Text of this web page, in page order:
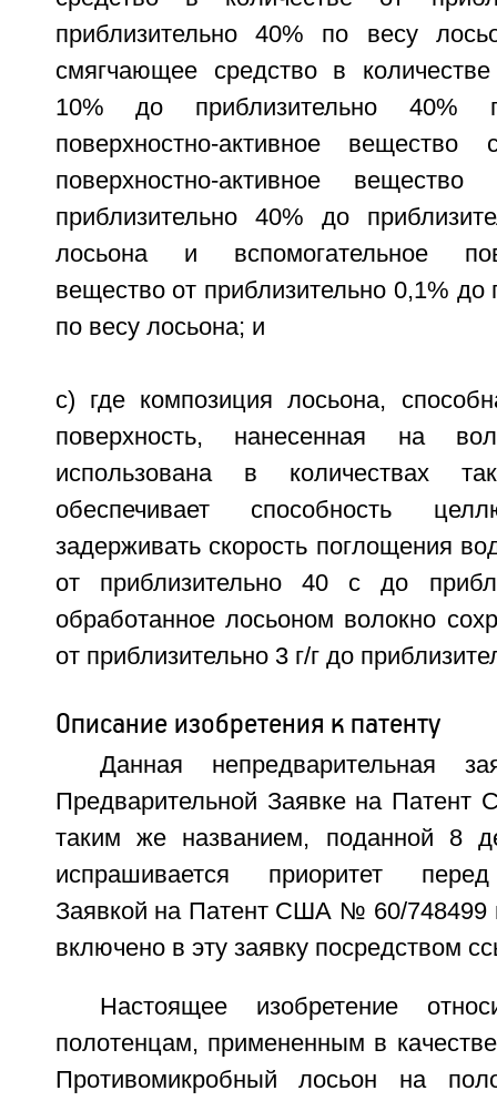
приблизительно 40% по весу
смягчающее средство в
10% до приблизительно 40%
поверхностно-активное вещество
поверхностно-активное
приблизительно 40% до
лосьона и вспомогательное
вещество от приблизительно 0,1% до
по весу лосьона; и
c) где композиция лосьона,
поверхность, нанесенная на
использована в количествах
обеспечивает способность
задерживать скорость поглощения
от приблизительно 40 с до
обработанное лосьоном волокно
от приблизительно 3 г/г до
Описание изобретения к патенту
Данная непредварительная
Предварительной Заявке на
таким же названием, поданной 8
испрашивается приоритет
Заявкой на Патент США № 60/748499
включено в эту заявку посредством
Настоящее изобретение
полотенцам, примененным в
Противомикробный лосьон на